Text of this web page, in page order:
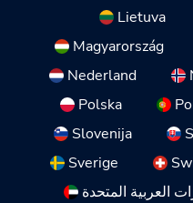
Lietuva
Magyarország
Nederland
Polska
Slovenija
Sverige
العربية المتحدة